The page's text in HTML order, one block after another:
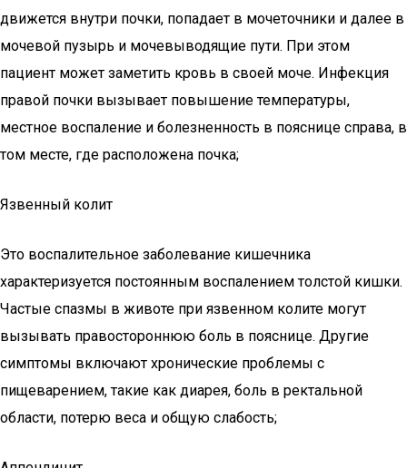
движется внутри почки, попадает в мочеточники и далее в
мочевой пузырь и мочевыводящие пути. При этом
пациент может заметить кровь в своей моче. Инфекция
правой почки вызывает повышение температуры,
местное воспаление и болезненность в пояснице справа, в
том месте, где расположена почка;
Язвенный колит
Это воспалительное заболевание кишечника
характеризуется постоянным воспалением толстой кишки.
Частые спазмы в животе при язвенном колите могут
вызывать правостороннюю боль в пояснице. Другие
симптомы включают хронические проблемы с
пищеварением, такие как диарея, боль в ректальной
области, потерю веса и общую слабость;